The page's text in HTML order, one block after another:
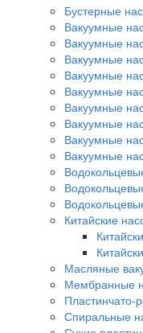
Бустерные
Вакуумные
Вакуумные
Вакуумные
Вакуумные
Вакуумные
Вакуумные
Вакуумные
Вакуумные
Вакуумные
Китайские
Масляные
Мембранные
Пластинчато-
Спиральные